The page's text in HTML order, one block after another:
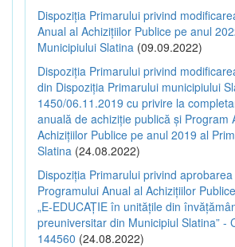
Dispoziția Primarului privind
Anual al Achizițiilor Publice pe anul
Municipiului Slatina (09.09.2022)
Dispoziția Primarului privind
din Dispoziția Primarului municipiului
1450/06.11.2019 cu privire la
anuală de achiziție publică și Program
Achizițiilor Publice pe anul 2019 al
Slatina (24.08.2022)
Dispoziția Primarului privind
Programului Anual al Achizițiilor
„E-EDUCAȚIE în unitățile din
preuniversitar din Municipiul Slatina” -
144560 (24.08.2022)